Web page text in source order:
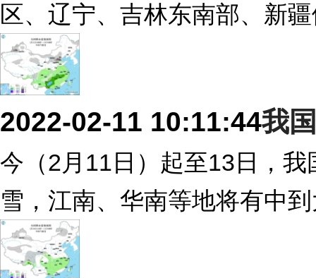
区、辽宁、吉林东南部、新
2022-02-11 10:11:44我
今（2月11日）起至13日，
雪，江南、华南等地将有中